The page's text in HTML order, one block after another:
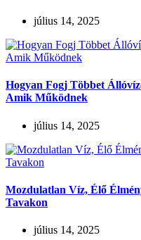
július 14, 2025
Hogyan Fogj Többet
Amik Működnek
július 14, 2025
Mozdulatlan Víz, Élő
Tavakon
július 14, 2025